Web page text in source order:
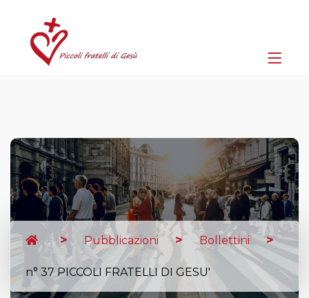
Pubblicazioni Bollettini
n° 37 PICCOLI FRATELLI DI GESU'